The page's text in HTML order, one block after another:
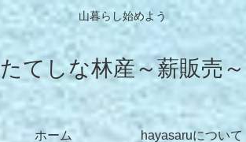
山暮らし始めよう
たてしな林産～薪販売～
ホーム hayasaruについて